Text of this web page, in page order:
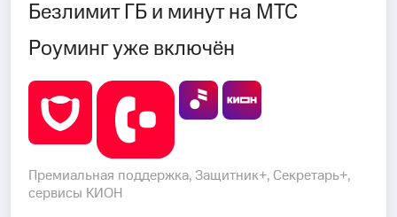
Безлимит ГБ и минут на МТС
Роуминг уже включён
Премиальная поддержка, Защитник+, Секретарь+,
сервисы КИОН